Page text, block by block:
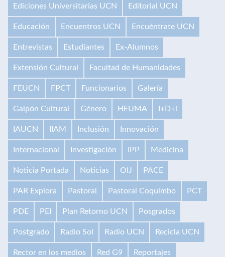
Ediciones Universitarias UCN Editorial UCN
Educación Encuentros UCN Encuéntrate UCN
Entrevistas Estudiantes Ex-Alumnos
Extensión Cultural Facultad de Humanidades
FEUCN FPCT Funcionarios Galería
Galpón Cultural Género HEUMA I+D+i
IAUCN IIAM Inclusión Innovación
Internacional Investigación IPP Medicina
Noticia Portada Noticias OIJ PACE
PAR Explora Pastoral Pastoral Coquimbo PCT
PDE PEI Plan Retorno UCN Posgrados
Postgrado Radio Sol Radio UCN Recicla UCN
Rector en los medios Red G9 Reportajes